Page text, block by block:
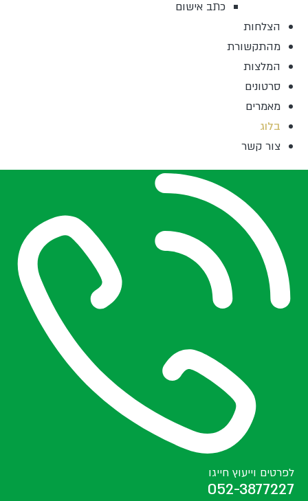
כתב אישום
הצלחות
מהתקשורת
המלצות
סרטונים
מאמרים
בלוג
צור קשר
לפרטים וייעוץ חייגו
052-3877227